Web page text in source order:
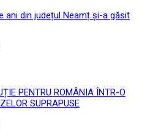
ani din județul Neamț și-a găsit
PENTRU ROMÂNIA ÎNTR-O
SUPRAPUSE